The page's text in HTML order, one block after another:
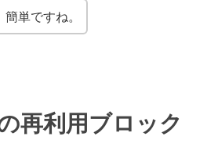
単ですね。
再利用ブロック